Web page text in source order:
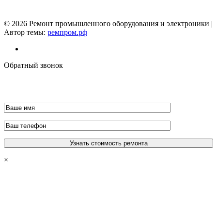
© 2026 Ремонт промышленного оборудования и электроники |
Автор темы: ремпром.рф
Обратный звонок
×